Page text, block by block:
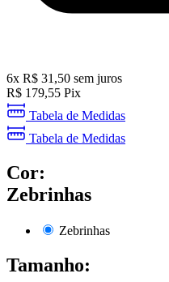
6x R$ 31,50 sem juros
R$ 179,55 Pix
Tabela de Medidas
Tabela de Medidas
Cor:
Zebrinhas
Zebrinhas
Tamanho: